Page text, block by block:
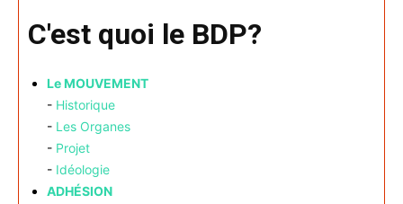
C'est quoi le BDP?
Le MOUVEMENT
- Historique
- Les Organes
- Projet
- Idéologie
ADHÉSION